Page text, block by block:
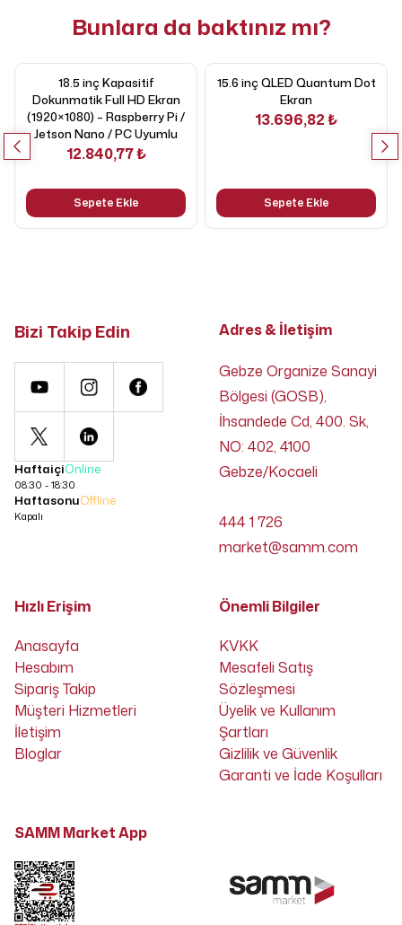
Bunlara da baktınız mı?
18.5 inç Kapasitif
Dokunmatik Full HD Ekran
(1920×1080) – Raspberry Pi /
Jetson Nano / PC Uyumlu
12.840,77 ₺
Sepete Ekle
15.6 inç QLED Quantum Dot
Ekran
13.696,82 ₺
Sepete Ekle
Bizi Takip Edin
HaftaiçiOnline
08:30 - 18:30
HaftasonuOffline
Kapalı
Adres & İletişim
Gebze Organize Sanayi
Bölgesi (GOSB),
İhsandede Cd, 400. Sk,
NO: 402, 4100
Gebze/Kocaeli
444 1 726
market@samm.com
Hızlı Erişim
Anasayfa
Hesabım
Sipariş Takip
Müşteri Hizmetleri
İletişim
Bloglar
Önemli Bilgiler
KVKK
Mesafeli Satış
Sözleşmesi
Üyelik ve Kullanım
Şartları
Gizlilik ve Güvenlik
Garanti ve İade Koşulları
SAMM Market App